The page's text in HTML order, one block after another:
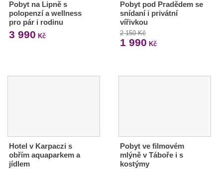
Pobyt na Lipně s
polopenzí a wellness
pro pár i rodinu
3 990 Kč
Pobyt pod Pradědem se
snídaní i privátní
vířivkou
2 150 Kč
1 990 Kč
Hotel v Karpaczi s
obřím aquaparkem a
jídlem
Pobyt ve filmovém
mlýně v Táboře i s
kostýmy